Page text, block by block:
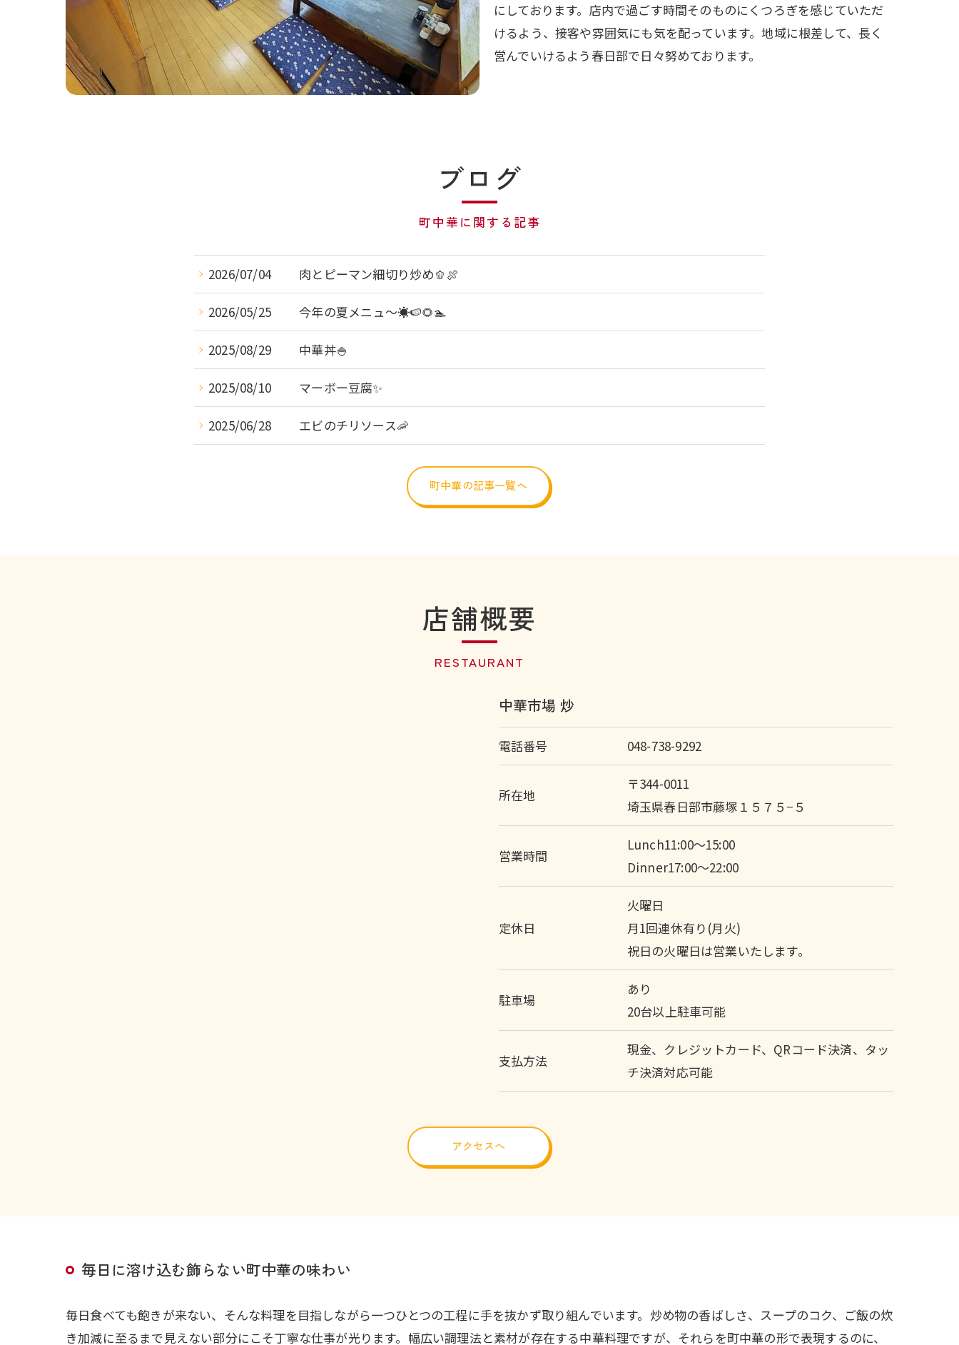
にしております。店内で過ごす時間そのものにくつろぎを感じていただ
けるよう、接客や雰囲気にも気を配っています。地域に根差して、長く
営んでいけるよう春日部で日々努めております。
ブログ
町中華に関する記事
2026/07/04 肉とピーマン細切り炒め🫑🍖⁡
2026/05/25 今年の夏メニュ～☀️🍉🌻🏊⁡
2025/08/29 中華丼🍚
2025/08/10 マーボー豆腐✨
2025/06/28 エビのチリソース🦐
町中華の記事一覧へ
店舗概要
RESTAURANT
中華市場 炒
電話番号 048-738-9292
所在地
〒344-0011
埼玉県春日部市藤塚１５７５−５
営業時間
Lunch11:00～15:00
Dinner17:00～22:00
定休日
火曜日
月1回連休有り(月火)
祝日の火曜日は営業いたします。
駐車場
あり
20台以上駐車可能
支払方法
現金、クレジットカード、QRコード決済、タッ
チ決済対応可能
アクセスへ
毎日に溶け込む飾らない町中華の味わい
毎日食べても飽きが来ない、そんな料理を目指しながら一つひとつの工程に手を抜かず取り組んでいます。炒め物の香ばしさ、スープのコク、ご飯の炊
き加減に至るまで見えない部分にこそ丁寧な仕事が光ります。幅広い調理法と素材が存在する中華料理ですが、それらを町中華の形で表現するのに、